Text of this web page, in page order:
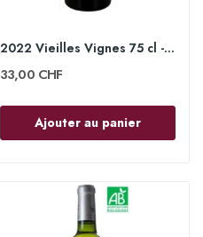
2022 Vieilles Vignes 75 cl - Domaine Gauby
33,00 CHF
Ajouter au panier